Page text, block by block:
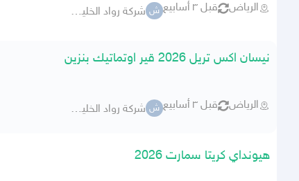
الرياض قبل ٣ أسابيع ش شركة رواد الخليج للسيارات
نيسان اكس تريل 2026 قير اوتماتيك بنزين
الرياض قبل ٣ أسابيع ش شركة رواد الخليج للسيارات
هيونداي كريتا سمارت 2026